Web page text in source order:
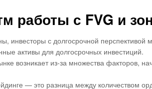
работы с FVG и
инвесторы с долгосрочной
активы для долгосрочных инвестиций.
возникает из-за множества факторов,
— это разница между количеством